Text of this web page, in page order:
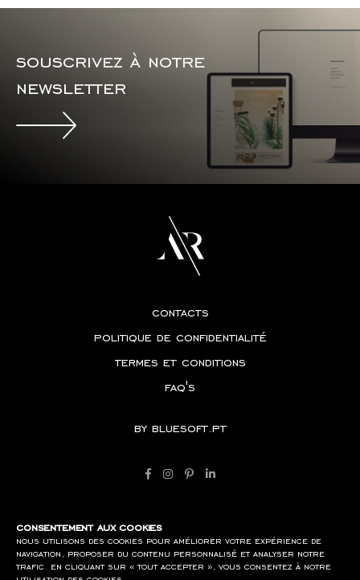
souscrivez à notre
newsletter
contacts
politique de confidentialité
termes et conditions
faq's
by bluesoft.pt
consentement aux cookies
nous utilisons des cookies pour améliorer votre expérience de
navigation, proposer du contenu personnalisé et analyser notre
trafic. en cliquant sur « tout accepter », vous consentez à notre